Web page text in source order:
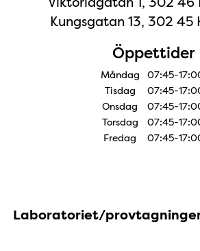
Kungsgatan 13, 302 45
Öppettider
Måndag
07:45-
Tisdag
07:45-
Onsdag
07:45-
Torsdag
07:45-
Fredag
07:45-
Laboratoriet/